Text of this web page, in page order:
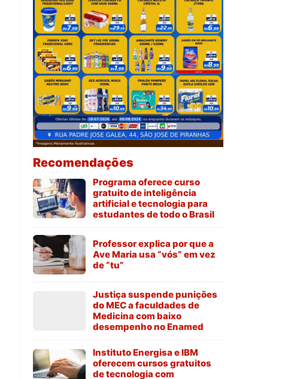
Recomendações
Programa oferece curso
gratuito de inteligência
artificial e tecnologia para
estudantes de todo o Brasil
Professor explica por que a
Ave Maria usa “vós” em vez
de “tu”
Justiça suspende punições
do MEC a faculdades de
Medicina com baixo
desempenho no Enamed
Instituto Energisa e IBM
oferecem cursos gratuitos
de tecnologia com